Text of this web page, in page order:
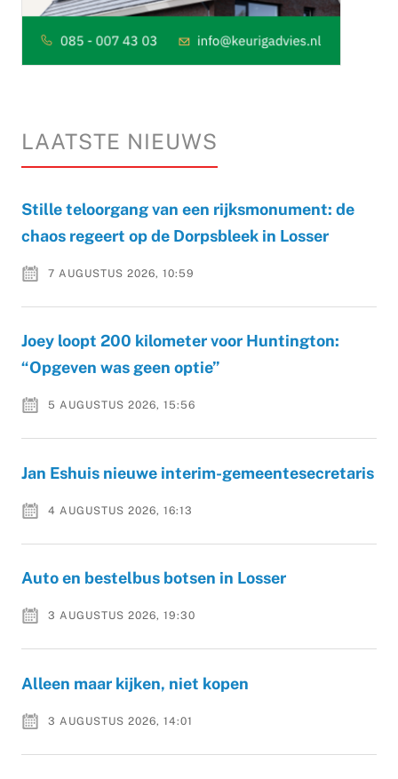
LAATSTE NIEUWS
Stille teloorgang van een rijksmonument: de
chaos regeert op de Dorpsbleek in Losser
7 AUGUSTUS 2026, 10:59
Joey loopt 200 kilometer voor Huntington:
“Opgeven was geen optie”
5 AUGUSTUS 2026, 15:56
Jan Eshuis nieuwe interim-gemeentesecretaris
4 AUGUSTUS 2026, 16:13
Auto en bestelbus botsen in Losser
3 AUGUSTUS 2026, 19:30
Alleen maar kijken, niet kopen
3 AUGUSTUS 2026, 14:01